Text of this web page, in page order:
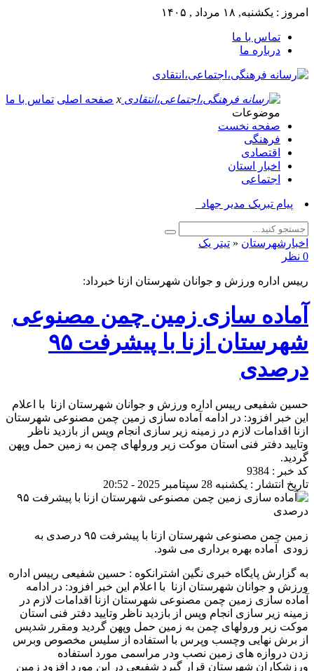
امروز : یکشنبه, ۱۸ مرداد , ۱۴۰۵
تماس با ما
درباره ما
x صفحه اصلی تماس با ما
موضوعات
صفحه نخست
فرهنگی
اقتصادی
اخبار استان
اجتماعی
پیام تبریک مدیر جهاد کشاور_
اخبارشهرستان « تیتر یک
0 نظر
رییس اداره ورزش و جوانان شهرستان ازنا خبرداد:
آماده سازی زمین چمن مصنوعی
شهرستان ازنا با پیشرفت ۹۵
درصدی
حسین شفیعی رییس اداره ورزش و جوانان شهرستان ازنا با اعلام
این خبر افزود: در ادامه آماده سازی زمین چمن مصنوعی شهرستان
ازنا اقدامات لازم در زمینه زیر سازی انجام وپس از بازدید ناظر
وتایید دفتر فنی استان موکت زیر ورولهای چمن به زمین حمل وپهن
گردید.
کد خبر : 9384
تاریخ انتشار : یکشنبه 28 سپتامبر 2025 - 20:52
زمین چمن مصنوعی شهرستان ازنا با پیشرفت ۹۵ درصدی به
زودی آماده بهره برداری می شود‌.
به گزارش پایگاه خبری نگین اشترانکوه : حسین شفیعی رییس اداره
ورزش و جوانان شهرستان ازنا با اعلام این خبر افزود: در ادامه
آماده سازی زمین چمن مصنوعی شهرستان ازنا اقدامات لازم در
زمینه زیر سازی انجام وپس از بازدید ناظر وتایید دفتر فنی استان
موکت زیر ورولهای چمن به زمین حمل وپهن گردید ومقرر شدپس
از برش نهایی وچسب وپرس با استفاده از سلیس مخصوص وبرس
زدن دروازه های زمین نصب ودر مراسمی مورد استفاده
ورزشکاران شهرستان قرار گیرد شفیعی در این مورد افزود زمین